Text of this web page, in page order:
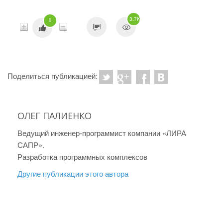
0 3.7K
Поделиться публикацией:
ОЛЕГ ПАЛИЕНКО
Ведущий инженер-программист компании «ЛИРА
САПР».
Разработка программных комплексов
Другие публикации этого автора